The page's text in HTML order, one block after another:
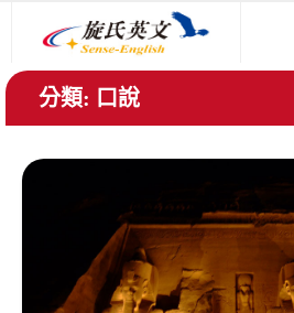
免費試聽 (影片)
Q&A
分類: 口說